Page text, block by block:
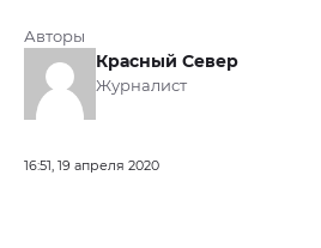
Авторы
Красный Север
Журналист
16:51, 19 апреля 2020